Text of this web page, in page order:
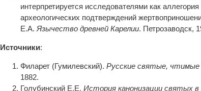
интерпретируется исследователями как
археологических подтверждений
Е.А.Язычество древней Карелии. Петрозаводск,
Источники:
Филарет (Гумилевский).Русские святые,
1882.
Голубинский Е.Е.История канонизации святых в